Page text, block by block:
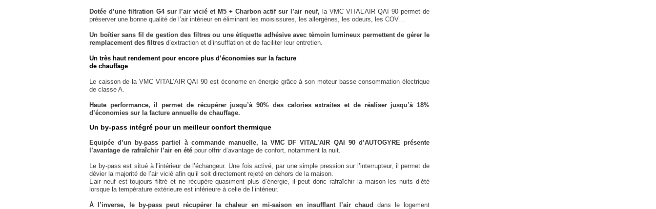
Dotée d’une filtration G4 sur l’air vicié et M5 + Charbon actif sur l’air neuf, la VMC VITAL’AIR QAI 90 permet de
préserver une bonne qualité de l’air intérieur en éliminant les moisissures, les allergènes, les odeurs, les COV…
Un boîtier sans fil de gestion des filtres ou une étiquette adhésive avec témoin lumineux permettent de gérer le
remplacement des filtres d’extraction et d’insufflation et de faciliter leur entretien.
Un très haut rendement pour encore plus d’économies sur la facture
de chauffage
Le caisson de la VMC VITAL’AIR QAI 90 est économe en énergie grâce à son moteur basse consommation électrique
de classe A.
Haute performance, il permet de récupérer jusqu’à 90% des calories extraites et de réaliser jusqu’à 18%
d’économies sur la facture annuelle de chauffage.
Un by-pass intégré pour un meilleur confort thermique
Equipée d’un by-pass partiel à commande manuelle, la VMC DF VITAL’AIR QAI 90 d’AUTOGYRE présente
l’avantage de rafraîchir l’air en été pour offrir d’avantage de confort, notamment la nuit.
Le by-pass est situé à l’intérieur de l’échangeur. Une fois activé, par une simple pression sur l’interrupteur, il permet de
dévier la majorité de l’air vicié afin qu’il soit directement rejeté en dehors de la maison.
L’air neuf est toujours filtré et ne récupère quasiment plus d’énergie, il peut donc rafraîchir la maison les nuits d’été
lorsque la température extérieure est inférieure à celle de l’intérieur.
À l’inverse, le by-pass peut récupérer la chaleur en mi-saison en insufflant l’air chaud dans le logement